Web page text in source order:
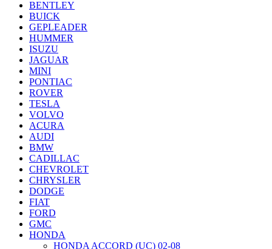
BENTLEY
BUICK
GEPLEADER
HUMMER
ISUZU
JAGUAR
MINI
PONTIAC
ROVER
TESLA
VOLVO
ACURA
AUDI
BMW
CADILLAC
CHEVROLET
CHRYSLER
DODGE
FIAT
FORD
GMC
HONDA
HONDA ACCORD (UC) 02-08